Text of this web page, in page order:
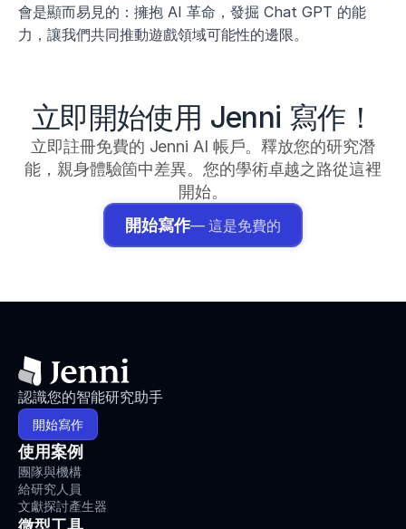
會是顯而易見的：擁抱 AI 革命，發掘 Chat GPT 的能
力，讓我們共同推動遊戲領域可能性的邊限。
立即開始使用 Jenni 寫作！
立即註冊免費的 Jenni AI 帳戶。釋放您的研究潛
能，親身體驗箇中差異。您的學術卓越之路從這裡
開始。
開始寫作— 這是免費的
認識您的智能研究助手
開始寫作
使用案例
團隊與機構
給研究人員
文獻探討產生器